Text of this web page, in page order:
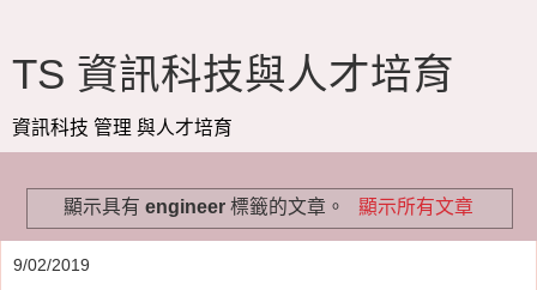
TS 資訊科技與人才培育
資訊科技 管理 與人才培育
顯示具有engineer 標籤的文章。 顯示所有文章
9/02/2019